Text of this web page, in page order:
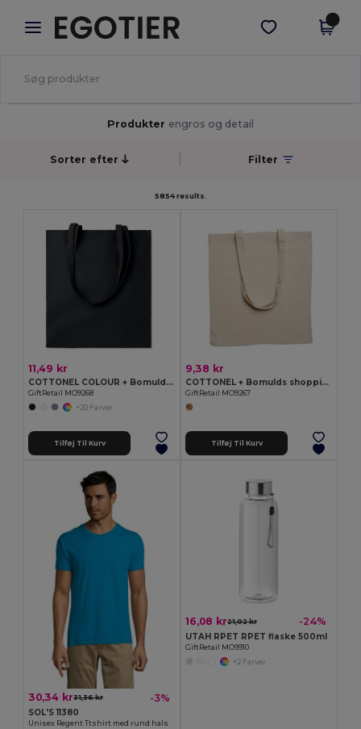
× Egotier-app
Bedre priser i appen!
Hent app
Produkter engros og detail
Sorter efter Filter
5854 results.
11,49 kr
COTTONEL COLOUR + Bomulds shopping taske 140gr
GiftRetail MO9268
+20 Farver
Tilføj Til Kurv
9,38 kr
COTTONEL + Bomulds shopping taske 140gr
GiftRetail MO9267
Tilføj Til Kurv
30,34 kr31,36 kr -3%
SOL'S 11380
Unisex Regent Ttshirt med rund hals
16,08 kr21,02 kr -24%
UTAH RPET RPET flaske 500ml
GiftRetail MO9910
+2 Farver